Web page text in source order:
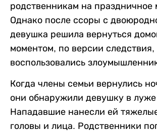
родственникам на праздничное
Однако после ссоры с
девушка решила вернуться
моментом, по версии следствия,
воспользовались
Когда члены семьи вернулись
они обнаружили девушку в
Нападавшие нанесли ей
головы и лица. Родственники